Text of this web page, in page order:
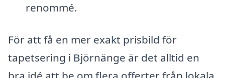
renommé.
För att få en mer exakt prisbild för
tapetsering i Björnänge är det alltid en